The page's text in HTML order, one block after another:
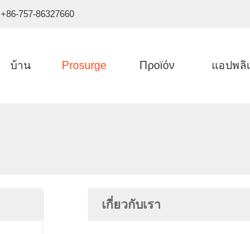
+86-757-86327660
บ้าน Prosurge Προϊόν แอปพลิ
เกี่ยวกับเรา